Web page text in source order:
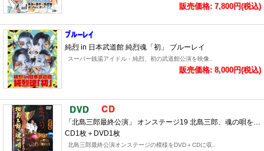
販売価格: 7,800円(税込)
純烈 in 日本武道館 純烈魂「初」 ブルーレイ
スーパー銭湯アイドル・純烈、初の武道館公演を映像..
販売価格: 8,000円(税込)
「北島三郎最終公演」 オンステージ19 北島三郎、魂の唄を…
CD1枚＋DVD1枚
北島三郎最終公演オンステージの模様をDVD＋CDに収..